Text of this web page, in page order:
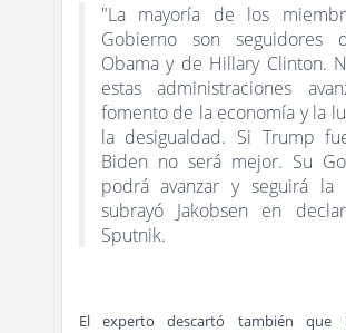
"La mayoría de los
Gobierno son seguidores
Obama y de Hillary Clinton.
estas administraciones
fomento de la economía y la
la desigualdad. Si Trump
Biden no será mejor. Su
podrá avanzar y seguirá la
subrayó Jakobsen en
Sputnik.
El experto descartó también que